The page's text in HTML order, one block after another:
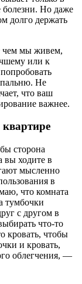
болезни. Но даже
долго держать
чем мы живем,
или к
Не
что ваш
важнее.
сторона
вы ходите в
мысленно
в
что комната
тумбочки
с другом в
что-то
кровать, чтобы
и кровать,
облегчения, —